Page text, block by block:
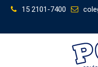
Skip
content
15 2101-7400